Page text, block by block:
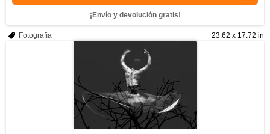
¡Envío y devolución gratis!
23.62 x 17.72 in
Fotografía